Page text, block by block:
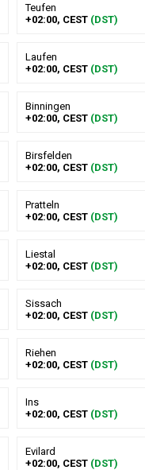
Teufen
+02:00, CEST (DST)
Laufen
+02:00, CEST (DST)
Binningen
+02:00, CEST (DST)
Birsfelden
+02:00, CEST (DST)
Pratteln
+02:00, CEST (DST)
Liestal
+02:00, CEST (DST)
Sissach
+02:00, CEST (DST)
Riehen
+02:00, CEST (DST)
Ins
+02:00, CEST (DST)
Evilard
+02:00, CEST (DST)